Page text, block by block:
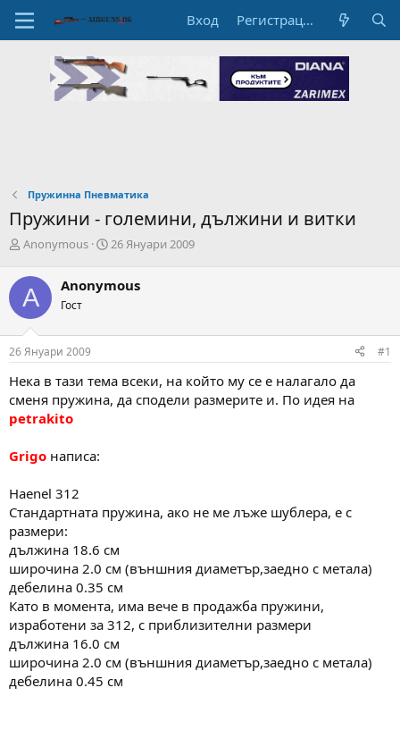
Вход Регистрация
Пружинна Пневматика
Пружини - големини, дължини и витки
А
т
о
р
н
а
т
м
а
т
Anonymous
Н
а
а
т
а
26 Януари 2009
A Anonymous
Гост
26 Януари 2009 #1
Нека в тази тема всеки, на който му се е налагало да
сменя пружина, да сподели размерите и. По идея на
petrakito
Grigo написа:
Haenel 312
Стандартната пружина, ако не ме лъже шублера, е с
размери:
дължина 18.6 см
широчина 2.0 см (външния диаметър,заедно с метала)
дебелина 0.35 см
Като в момента, има вече в продажба пружини,
изработени за 312, с приблизителни размери
дължина 16.0 см
широчина 2.0 см (външния диаметър,заедно с метала)
дебелина 0.45 см